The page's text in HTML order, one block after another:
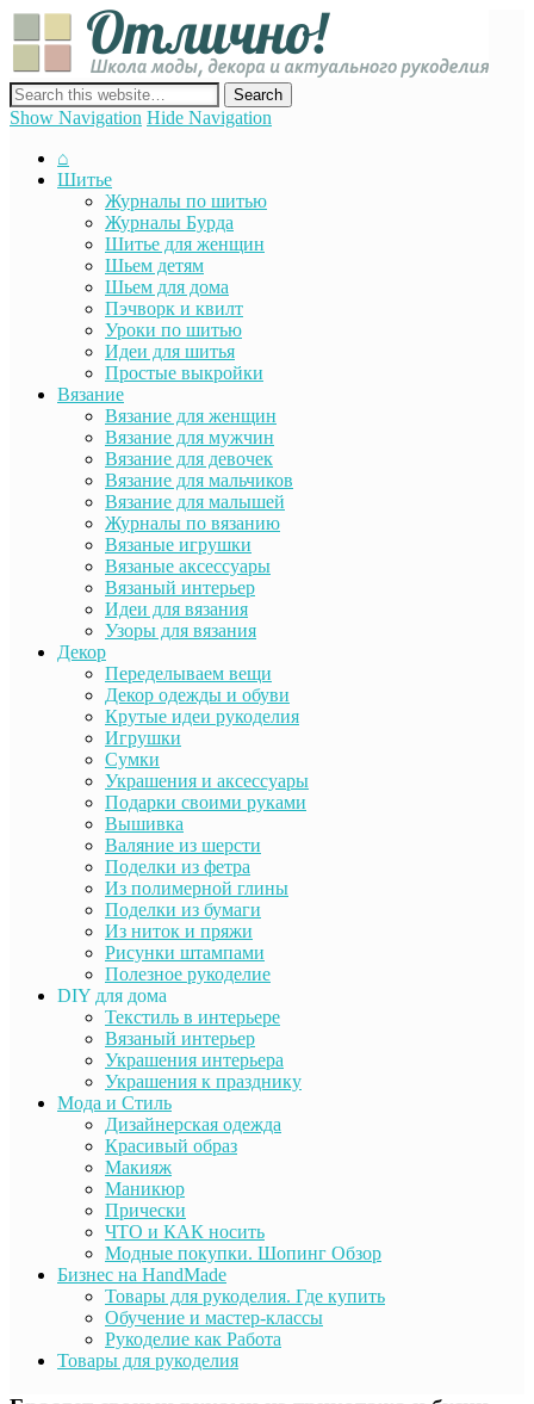
сайт о декоре, дизайне и моде, вязании, шитье и других видах
рукоделия
Show Navigation Hide Navigation
⌂
Шитье
Журналы по шитью
Журналы Бурда
Шитье для женщин
Шьем детям
Шьем для дома
Пэчворк и квилт
Уроки по шитью
Идеи для шитья
Простые выкройки
Вязание
Вязание для женщин
Вязание для мужчин
Вязание для девочек
Вязание для мальчиков
Вязание для малышей
Журналы по вязанию
Вязаные игрушки
Вязаные аксессуары
Вязаный интерьер
Идеи для вязания
Узоры для вязания
Декор
Переделываем вещи
Декор одежды и обуви
Крутые идеи рукоделия
Игрушки
Сумки
Украшения и аксессуары
Подарки своими руками
Вышивка
Валяние из шерсти
Поделки из фетра
Из полимерной глины
Поделки из бумаги
Из ниток и пряжи
Рисунки штампами
Полезное рукоделие
DIY для дома
Текстиль в интерьере
Вязаный интерьер
Украшения интерьера
Украшения к празднику
Мода и Стиль
Дизайнерская одежда
Красивый образ
Макияж
Маникюр
Прически
ЧТО и КАК носить
Модные покупки. Шопинг Обзор
Бизнес на HandMade
Товары для рукоделия. Где купить
Обучение и мастер-классы
Рукоделие как Работа
Товары для рукоделия